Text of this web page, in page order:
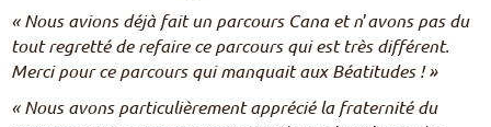
« Nous avions déjà fait un parcours Cana et n’avons pas du
tout regretté de refaire ce parcours qui est très différent.
Merci pour ce parcours qui manquait aux Béatitudes! »
«Nous avons particulièrement appréciéla fraternité du